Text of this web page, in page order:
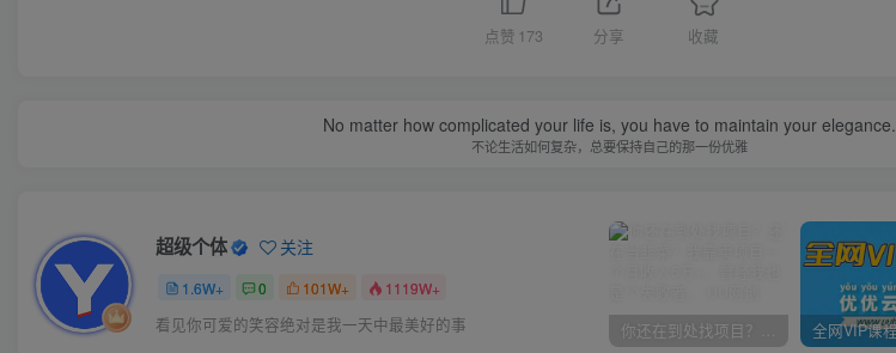
点赞 173 分享 收藏
No matter how complicated your life is, you have to maintain your elegance.
不论生活如何复杂，总要保持自己的那一份优雅
超级个体 关注
1.6W+ 0 101W+ 1119W+
看见你可爱的笑容绝对是我一天中最美好的事 你还在到处找项目？还在当韭菜？我靠卖项目一个月收入5万+，曾经我也是个失败者。